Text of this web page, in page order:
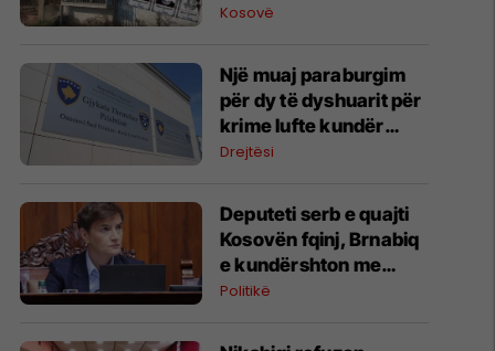
deklaratat e Vuçiqit
zbardhjen e rastit
Kosovë
Një muaj paraburgim
për dy të dyshuarit për
krime lufte kundër
popullsisë civile
Drejtësi
Deputeti serb e quajti
Kosovën fqinj, Brnabiq
e kundërshton me
narrativën zyrtare të
Politikë